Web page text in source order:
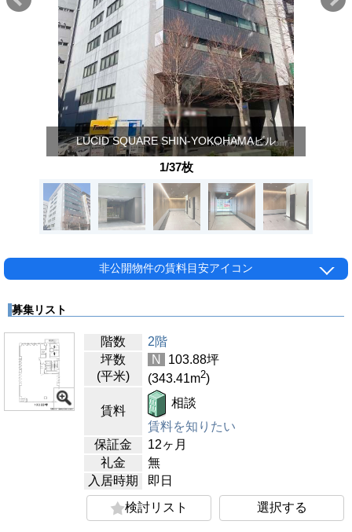
LUCID SQUARE SHIN-YOKOHAMAビル
1/37枚
非公開物件の賃料目安アイコン
募集リスト
階数
2階
坪数
(平米)
N 103.88坪
(343.41m2)
賃料
相談
賃料を知りたい
保証金
12ヶ月
礼金
無
入居時期
即日
検討リスト
選択する